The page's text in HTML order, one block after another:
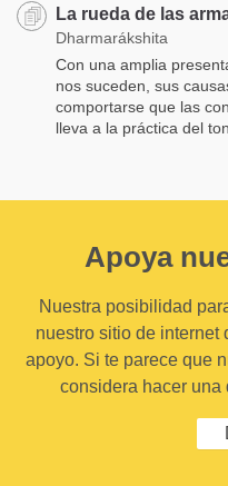
La rueda de las
Dharmarákshita
Con una amplia
nos suceden, sus
comportarse que las
lleva a la práctica del
Apoya
Nuestra posibilidad
nuestro sitio de internet
apoyo. Si te parece que
considera hacer una